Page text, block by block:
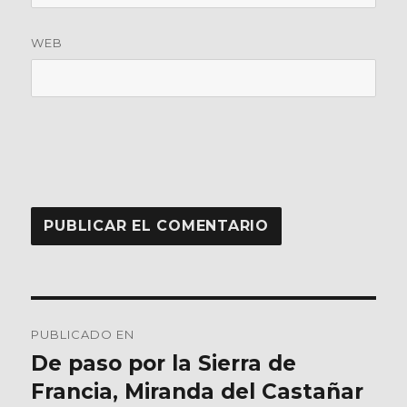
WEB
de
entradas
PUBLICADO EN
De paso por la Sierra de
Francia, Miranda del Castañar